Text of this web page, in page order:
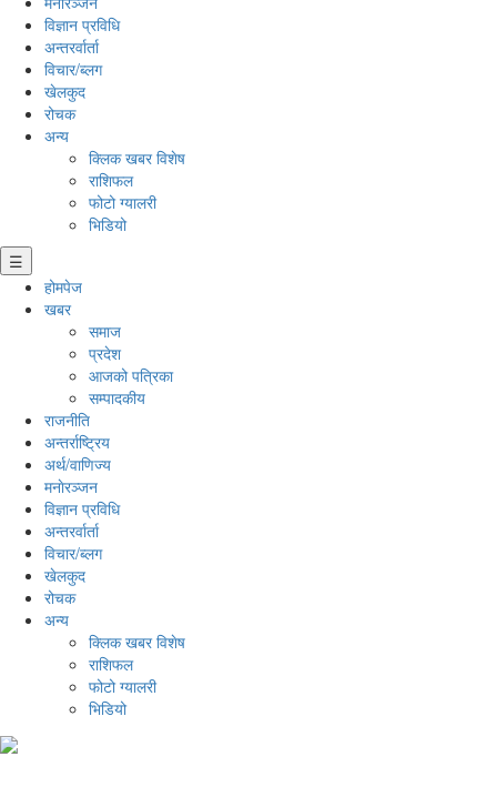
विज्ञान प्रविधि
अन्तरर्वार्ता
विचार/ब्लग
खेलकुद
रोचक
अन्य
क्लिक खबर विशेष
राशिफल
फोटो ग्यालरी
भिडियो
☰
होमपेज
खबर
समाज
प्रदेश
आजको पत्रिका
सम्पादकीय
राजनीति
अन्तर्राष्ट्रिय
अर्थ/वाणिज्य
मनाेरञ्जन
विज्ञान प्रविधि
अन्तरर्वार्ता
विचार/ब्लग
खेलकुद
रोचक
अन्य
क्लिक खबर विशेष
राशिफल
फोटो ग्यालरी
भिडियो